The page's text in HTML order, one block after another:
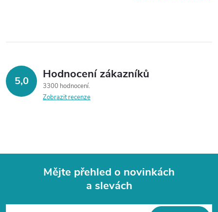
5,0 Hodnocení zákazníků
3300 hodnocení
Zobrazit recenze
Mějte přehled o novinkách
a slevách